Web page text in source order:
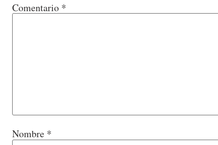
Comentario *
Nombre *